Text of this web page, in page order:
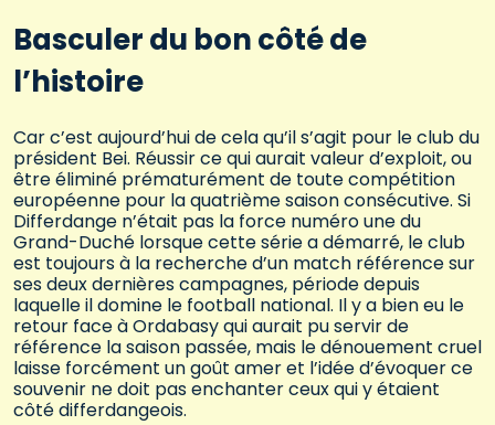
Basculer du bon côté de
l’histoire
Car c’est aujourd’hui de cela qu’il s’agit pour le club du
président Bei. Réussir ce qui aurait valeur d’exploit, ou
être éliminé prématurément de toute compétition
européenne pour la quatrième saison consécutive. Si
Differdange n’était pas la force numéro une du
Grand-Duché lorsque cette série a démarré, le club
est toujours à la recherche d’un match référence sur
ses deux dernières campagnes, période depuis
laquelle il domine le football national. Il y a bien eu le
retour face à Ordabasy qui aurait pu servir de
référence la saison passée, mais le dénouement cruel
laisse forcément un goût amer et l’idée d’évoquer ce
souvenir ne doit pas enchanter ceux qui y étaient
côté differdangeois.